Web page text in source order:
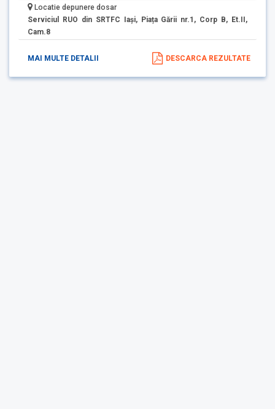
Locatie depunere dosar
Serviciul RUO din SRTFC Iași, Piața Gării nr.1, Corp B, Et.II,
Cam.8
MAI MULTE DETALII DESCARCA REZULTATE